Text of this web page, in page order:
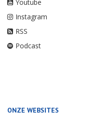
Youtube
Instagram
RSS
Podcast
ONZE WEBSITES